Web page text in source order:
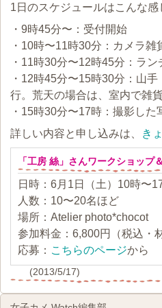
1日のスケジュールはこんな感
・9時45分〜：受付開始
・10時〜11時30分：カメラ雑
・11時30分〜12時45分：ラン
・12時45分〜15時30分：山
行。荒天の場合は、室内で雑貨
・15時30分〜17時：撮影した
詳しい内容と申し込みは、
き
「工房 絲」さんワークショップ
日時：6月1日（土）10時〜
人数：10〜20名ほど
場所：Atelier photo*chocot
参加料金：6,800円（税込・
応募： こちらのページから
(2013/5/17)